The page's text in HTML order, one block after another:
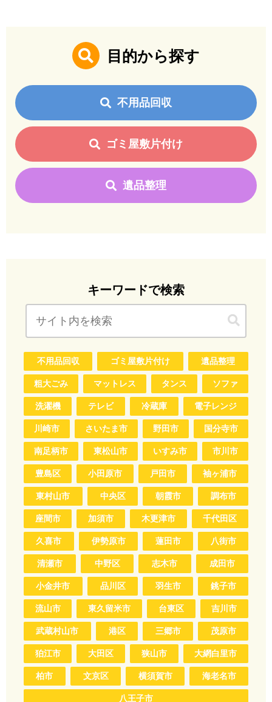
目的から探す
不用品回収
ゴミ屋敷片付け
遺品整理
キーワードで検索
不用品回収 ゴミ屋敷片付け 遺品整理
粗大ごみ マットレス タンス ソファ
洗濯機 テレビ 冷蔵庫 電子レンジ
川崎市 さいたま市 野田市 国分寺市
南足柄市 東松山市 いすみ市 市川市
豊島区 小田原市 戸田市 袖ヶ浦市
東村山市 中央区 朝霞市 調布市
座間市 加須市 木更津市 千代田区
久喜市 伊勢原市 蓮田市 八街市
清瀬市 中野区 志木市 成田市
小金井市 品川区 羽生市 銚子市
流山市 東久留米市 台東区 吉川市
武蔵村山市 港区 三郷市 茂原市
狛江市 大田区 狭山市 大網白里市
柏市 文京区 横須賀市 海老名市
八王子市